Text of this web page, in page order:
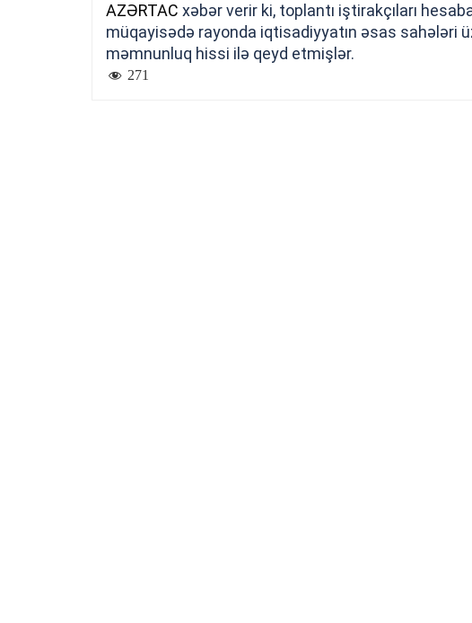
AZƏRTAC xəbər verir ki, toplantı iştirakçıları
müqayisədə rayonda iqtisadiyyatın əsas sahələri
məmnunluq hissi ilə qeyd etmişlər.
271